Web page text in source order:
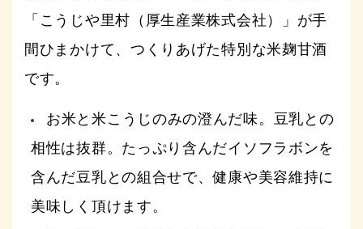
「こうじや里村（厚生産業株式会社）」が手
間ひまかけて、つくりあげた特別な米麹甘酒
です。
お米と米こうじのみの澄んだ味。豆乳との
相性は抜群。たっぷり含んだイソフラボンを
含んだ豆乳との組合せで、健康や美容維持に
美味しく頂けます。